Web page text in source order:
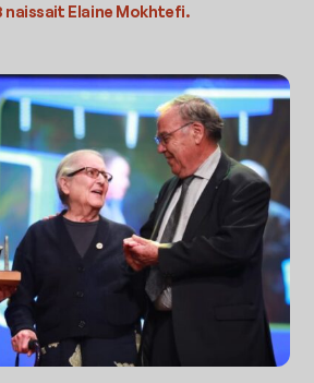
naissait Elaine Mokhtefi.